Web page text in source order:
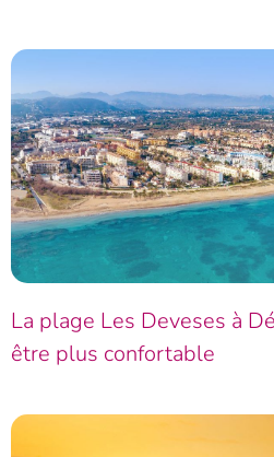
La plage Les Deveses à
être plus confortable